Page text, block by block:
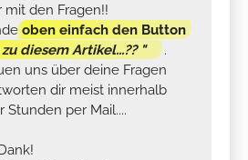
mit den Fragen!!
oben einfach den Button
diesem Artikel...?? "
.
uns über deine Fragen
dir meist innerhalb
Stunden per Mail....